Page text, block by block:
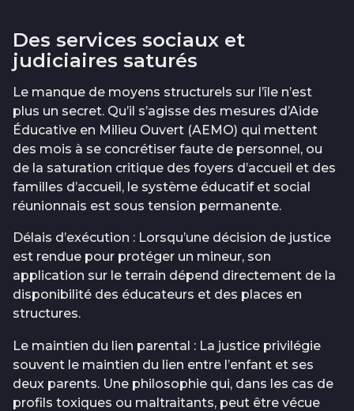
Des services sociaux et
judiciaires saturés
Le manque de moyens structurels sur l’île n’est
plus un secret. Qu’il s’agisse des mesures d’Aide
Éducative en Milieu Ouvert (AEMO) qui mettent
des mois à se concrétiser faute de personnel, ou
de la saturation critique des foyers d’accueil et des
familles d’accueil, le système éducatif et social
réunionnais est sous tension permanente.
Délais d’exécution : Lorsqu’une décision de justice
est rendue pour protéger un mineur, son
application sur le terrain dépend directement de la
disponibilité des éducateurs et des places en
structures.
Le maintien du lien parental : La justice privilégie
souvent le maintien du lien entre l’enfant et ses
deux parents. Une philosophie qui, dans les cas de
profils toxiques ou maltraitants, peut être vécue